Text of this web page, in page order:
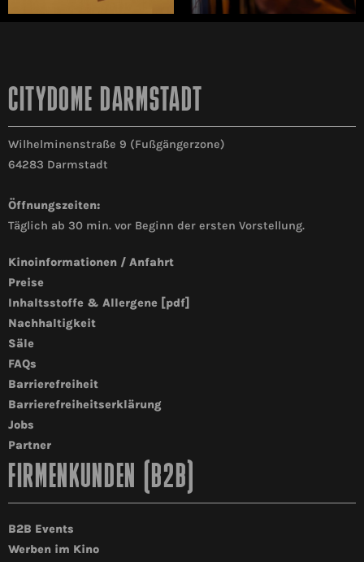
CITYDOME DARMSTADT
Wilhelminenstraße 9 (Fußgängerzone)
64283 Darmstadt
Öffnungszeiten:
Täglich ab 30 min. vor Beginn der ersten Vorstellung.
Kinoinformationen / Anfahrt
Preise
Inhaltsstoffe & Allergene [pdf]
Nachhaltigkeit
Säle
FAQs
Barrierefreiheit
Barrierefreiheitserklärung
Jobs
Partner
FIRMENKUNDEN (B2B)
B2B Events
Werben im Kino